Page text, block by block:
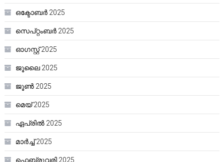
ഒക്ടോബർ 2025
സെപ്റ്റംബർ 2025
ഓഗസ്റ്റ്‌ 2025
ജൂലൈ 2025
ജൂൺ 2025
മെയ്‌ 2025
ഏപ്രിൽ 2025
മാർച്ച്‌ 2025
ഫെബ്രുവരി 2025